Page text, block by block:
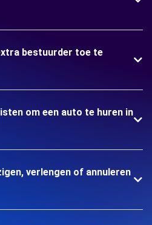
bestuurder toe te
om een auto te huren in
verlengen of annuleren